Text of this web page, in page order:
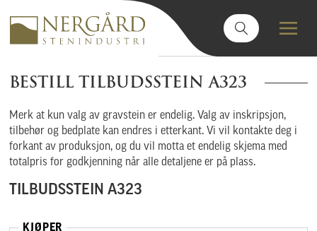
BESTILL TILBUDSSTEIN A323
Merk at kun valg av gravstein er endelig. Valg av inskripsjon,
tilbehør og bedplate kan endres i etterkant. Vi vil kontakte deg i
forkant av produksjon, og du vil motta et endelig skjema med
totalpris for godkjenning når alle detaljene er på plass.
TILBUDSSTEIN A323
KJØPER